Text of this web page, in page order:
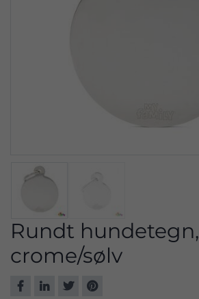
Rundt hundetegn,
crome/sølv